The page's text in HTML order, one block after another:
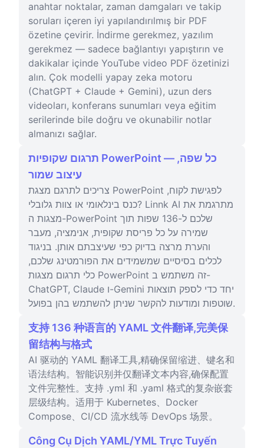
anahtar noktalar, zaman damgaları ve takip
soruları içeren iyi yapılandırılmış bir PDF
özetine çevirir. İndirme gerekmez, yazılım
gerekmez — sadece bağlantıyı yapıştırın ve
dakikalar içinde YouTube video PDF özetinizi
alın. Çok modelli yapay zeka motoru
(ChatGPT + Claude + Gemini), uzun ders
videoları, konferans sunumları veya eğitim
serilerinde bile doğru ve okunabilir notlar
almanızı sağlar.
תרגום שקופיות PowerPoint — כל שפה,
עיצוב שמור
צריכים לתרגם מצגת PowerPoint לפגישת לקוח,
כנס בינלאומי או צוות גלובלי? Linnk AI מתרגמת את
מצגות ה-PowerPoint שלכם ל-136 שפות תוך
שמירה על כל פריסת שקופית, אנימציה, מעבר
והערת מרצה בדיוק כפי שעיצבתם אותן. בניגוד
לכלים בסיסיים שמשמידים את הפורמטינג שלכם,
כלי תרגום מצגות PowerPoint זה משתמש ב-
ChatGPT, Claude ו-Gemini יחד כדי לספק תוצאות
שוטפות ומודעות להקשר שניתן להשתמש בהן בפועל.
支持 136 种语言的 YAML 文件翻译,完美保
留结构与格式
AI 驱动的 YAML 翻译工具,精确保留缩进、键名和
语法结构。智能识别并仅翻译文本内容,确保配置
文件完整性。支持 .yml 和 .yaml 格式的复杂嵌套
层级结构。适用于 Kubernetes、Docker
Compose、CI/CD 流水线等 DevOps 场景。
Công Cụ Dịch YAML/YML Trực Tuyến